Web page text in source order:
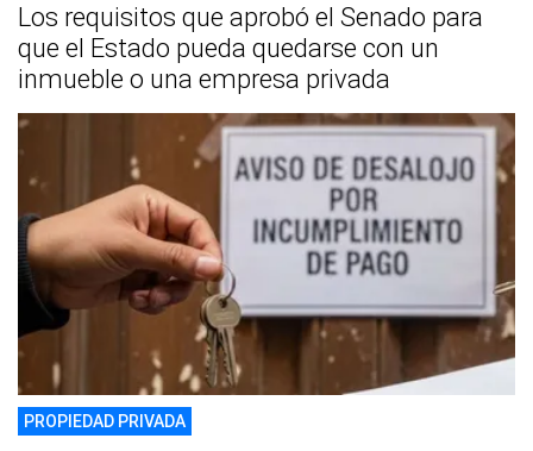
Los requisitos que aprobó el Senado para
que el Estado pueda quedarse con un
inmueble o una empresa privada
PROPIEDAD PRIVADA